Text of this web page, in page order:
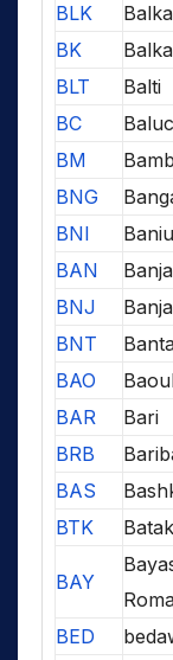
BLK
BK
BLT
Balti
BC
BM
BNG
BNI
BAN
BNJ
BNT
BAO
BAR
Bari
BRB
BAS
BTK
BAY
BED